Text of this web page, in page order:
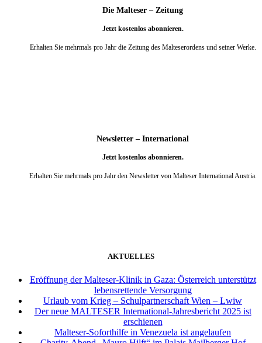
Die Malteser – Zeitung
Jetzt kostenlos abonnieren.
Erhalten Sie mehrmals pro Jahr die Zeitung des Malteserordens und seiner Werke.
Newsletter – International
Jetzt kostenlos abonnieren.
Erhalten Sie mehrmals pro Jahr den Newsletter von Malteser International Austria.
AKTUELLES
Eröffnung der Malteser-Klinik in Gaza: Österreich unterstützt
lebensrettende Versorgung
Urlaub vom Krieg – Schulpartnerschaft Wien – Lwiw
Der neue MALTESER International-Jahresbericht 2025 ist
erschienen
Malteser-Soforthilfe in Venezuela ist angelaufen